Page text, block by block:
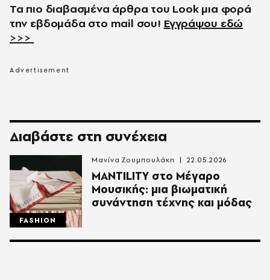
Τα πιο διαβασμένα άρθρα του Look μια φορά
την εβδομάδα στο mail σου! Εγγράψου εδώ
>>>
Διαβάστε στη συνέχεια
FASHION
MANTILITY στο Μέγαρο
Μουσικής: μια βιωματική
συνάντηση τέχνης και μόδας
Μανίνα Ζουμπουλάκη 22.05.2026